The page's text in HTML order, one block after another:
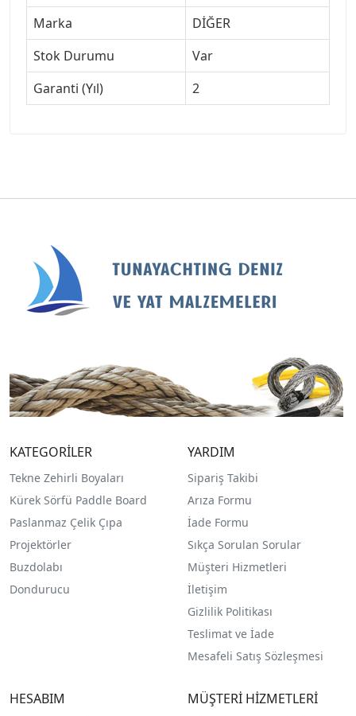
Marka
DİĞER
Stok Durumu
Var
Garanti (Yıl)
2
KATEGORİLER
Tekne Zehirli Boyaları
Kürek Sörfü Paddle Board
Paslanmaz Çelik Çıpa
Projektörler
Buzdolabı
Dondurucu
YARDIM
Sipariş Takibi
Arıza Formu
İade Formu
Sıkça Sorulan Sorular
Müşteri Hizmetleri
İletişim
Gizlilik Politikası
Teslimat ve İade
Mesafeli Satış Sözleşmesi
HESABIM MÜŞTERİ HİZMETLERİ